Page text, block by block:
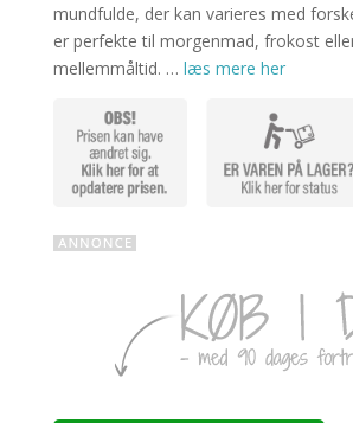
mundfulde, der kan varieres med
er perfekte til morgenmad, frokost
mellemmåltid. … læs mere her